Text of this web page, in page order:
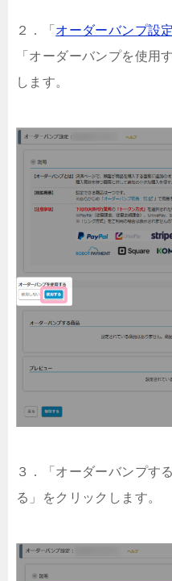
２．「 オーダーバンプ設定
「オーダーバンプを使用
します。
３．「オーダーバンプす
る」をクリックします。